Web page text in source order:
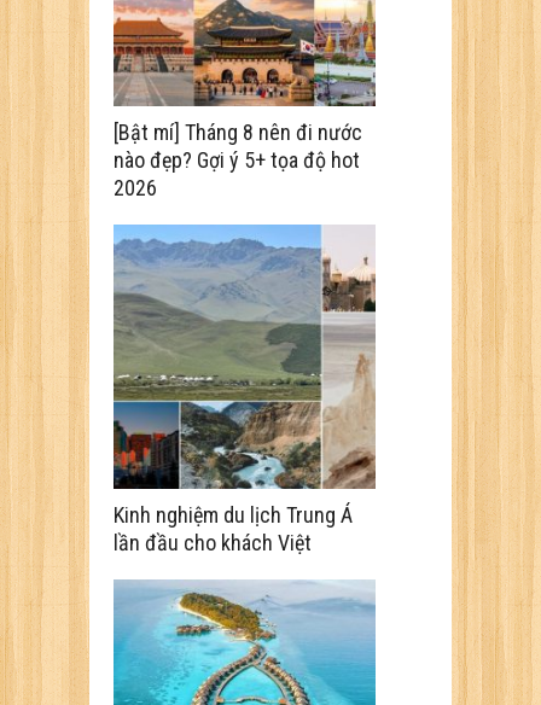
[Bật mí] Tháng 8 nên đi nước
nào đẹp? Gợi ý 5+ tọa độ hot
2026
Kinh nghiệm du lịch Trung Á
lần đầu cho khách Việt